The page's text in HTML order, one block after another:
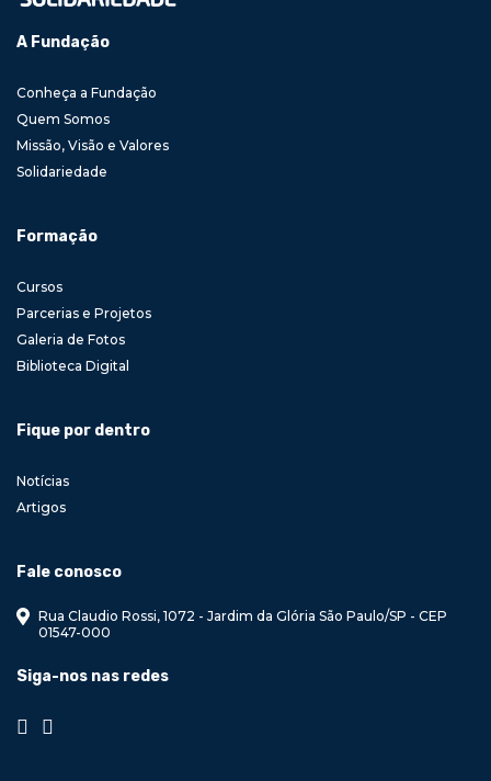
A Fundação
Conheça a Fundação
Quem Somos
Missão, Visão e Valores
Solidariedade
Formação
Cursos
Parcerias e Projetos
Galeria de Fotos
Biblioteca Digital
Fique por dentro
Notícias
Artigos
Fale conosco
Rua Claudio Rossi, 1072 - Jardim da Glória São Paulo/SP - CEP
01547-000
Siga-nos nas redes